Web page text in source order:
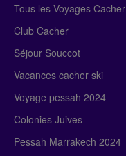
Tous les Voyages Cacher
Club Cacher
Séjour Souccot
Vacances cacher ski
Voyage pessah 2024
Colonies Juives
Pessah Marrakech 2024